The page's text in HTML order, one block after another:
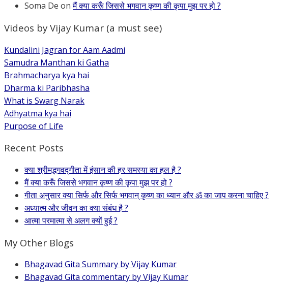
Soma De onमैं क्या करूँ जिससे भगवान कृष्ण की कृपा मुझ पर हो ?
Videos by Vijay Kumar (a must see)
Kundalini Jagran for Aam Aadmi
Samudra Manthan ki Gatha
Brahmacharya kya hai
Dharma ki Paribhasha
What is Swarg Narak
Adhyatma kya hai
Purpose of Life
Recent Posts
क्या श्रीमद्भगवद्गीता में इंसान की हर समस्या का हल है ?
मैं क्या करूँ जिससे भगवान कृष्ण की कृपा मुझ पर हो ?
गीता अनुसार क्या सिर्फ और सिर्फ भगवान् कृष्ण का ध्यान और ॐ का जाप करना चाहिए ?
अध्यात्म और जीवन का क्या संबंध है ?
आत्मा परमात्मा से अलग क्यों हुई ?
My Other Blogs
Bhagavad Gita Summary by Vijay Kumar
Bhagavad Gita commentary by Vijay Kumar